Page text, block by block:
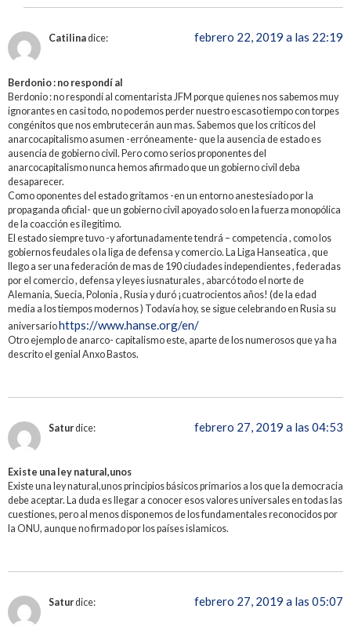
Catilinadice: febrero 22, 2019 a las 22:19
Berdonio : no respondí al
Berdonio : no respondí al comentarista JFM porque quienes nos sabemos muy
ignorantes en casi todo, no podemos perder nuestro escaso tiempo con torpes
congénitos que nos embrutecerán aun mas. Sabemos que los críticos del
anarcocapitalismo asumen -erróneamente- que la ausencia de estado es
ausencia de gobierno civil. Pero como serios proponentes del
anarcocapitalismo nunca hemos afirmado que un gobierno civil deba
desaparecer.
Como oponentes del estado gritamos -en un entorno anestesiado por la
propaganda oficial- que un gobierno civil apoyado solo en la fuerza monopólica
de la coacción es ilegitimo.
El estado siempre tuvo -y afortunadamente tendrá – competencia , como los
gobiernos feudales o la liga de defensa y comercio. La Liga Hanseatica , que
llego a ser una federación de mas de 190 ciudades independientes , federadas
por el comercio , defensa y leyes iusnaturales , abarcó todo el norte de
Alemania, Suecia, Polonia , Rusia y duró ¡cuatrocientos años! (de la edad
media a los tiempos modernos ) Todavía hoy, se sigue celebrando en Rusia su
aniversariohttps://www.hanse.org/en/
Otro ejemplo de anarco- capitalismo este, aparte de los numerosos que ya ha
descrito el genial Anxo Bastos.
Saturdice: febrero 27, 2019 a las 04:53
Existe una ley natural,unos
Existe una ley natural,unos principios básicos primarios a los que la democracia
debe aceptar. La duda es llegar a conocer esos valores universales en todas las
cuestiones, pero al menos disponemos de los fundamentales reconocidos por
la ONU, aunque no firmado por los países islamicos.
Saturdice: febrero 27, 2019 a las 05:07